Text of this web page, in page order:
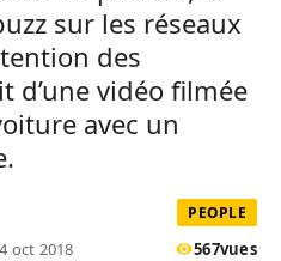
sur les réseaux
des
d’une vidéo filmée
avec un
PEOPLE
oct 2018 567vues